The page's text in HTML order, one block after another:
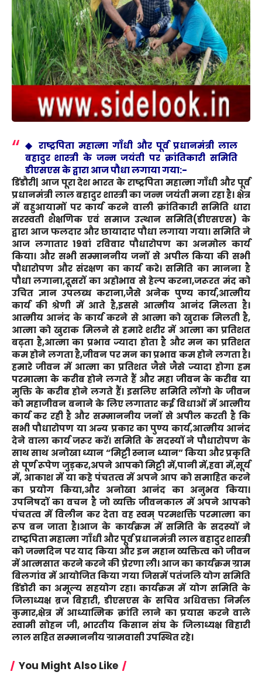
◆ राष्ट्रपिता महात्मा गाँधी और पूर्व प्रधानमंत्री लाल
बहादुर शास्त्री के जन्म जयंती पर क्रांतिकारी समिति
डीएसएस के द्वारा आज पौधा लगाया गया:-
डिंडौरी| आज पूरा देश भारत के राष्ट्रपिता महात्मा गाँधी और पूर्व
प्रधानमंत्री लाल बहादुर शास्त्री का जन्म जयंती मना रहा है। क्षेत्र
में बहुआयामों पर कार्य करने वाली क्रांतिकारी समिति धारा
सरस्वती शैक्षणिक एवं समाज उत्थान समिति(डीएसएस) के
द्वारा आज फलदार और छायादार पौधा लगाया गया। समिति ने
आज लगातार 19वां रविवार पौधारोपण का अनमोल कार्य
किया। और सभी सम्माननीय जनों से अपील किया की सभी
पौधारोपण और संरक्षण का कार्य करे। समिति का मानना है
पौधा लगाना,दूसरों का अहोभाव से हेल्प करना,जरूरत मंद को
उचित ज्ञान उपलब्ध कराना,जैसे अनेक पुण्य कार्य,आत्मीय
कार्य की श्रेणी में आते है,इससे आत्मीय आनंद मिलता है।
आत्मीय आनंद के कार्य करने से आत्मा को खुराक मिलती है,
आत्मा को खुराक मिलने से हमारे शरीर में आत्मा का प्रतिशत
बढ़ता है,आत्मा का प्रभाव ज्यादा होता है और मन का प्रतिशत
कम होने लगता है,जीवन पर मन का प्रभाव कम होने लगता है।
हमारे जीवन में आत्मा का प्रतिशत जैसे जैसे ज्यादा होगा हम
परमात्मा के करीब होने लगते हैं और महा जीवन के करीब या
मुक्ति के करीब होने लगते हैं। इसलिए समिति लोंगो के जीवन
को महाजीवन बनाने के लिए लगातार कई विधाओं में आत्मीय
कार्य कर रही है और सम्माननीय जनों से अपील करती है कि
सभी पौधारोपण या अन्य प्रकार का पुण्य कार्य,आत्मीय आनंद
देने वाला कार्य जरूर करें। समिति के सदस्यों ने पौधारोपण के
साथ साथ अनोखा ध्यान “मिट्टी स्नान ध्यान” किया और प्रकृति
से पूर्ण रूपेण जुड़कर,अपने आपको मिट्टी में,पानी में,हवा में,सूर्य
में, आकाश में या कहे पंचतत्व में अपने आप को समाहित करने
का प्रयोग किया,और अनोखा आनंद का अनुभव किया।
उपनिषदों का वचन है जो व्यक्ति जीवनकाल में अपने आपको
पंचतत्व में विलीन कर देता वह स्वम् परमशक्ति परमात्मा का
रूप बन जाता है।आज के कार्यक्रम में समिति के सदस्यों ने
राष्ट्रपिता महात्मा गाँधी और पूर्व प्रधानमंत्री लाल बहादुर शास्त्री
को जन्मदिन पर याद किया और इन महान व्यक्तित्व को जीवन
में आत्मसात करने करने की प्रेरणा ली। आज का कार्यक्रम ग्राम
बिलगांव में आयोजित किया गया जिसमें पतंजलि योग समिति
डिंडोरी का अमूल्य सहयोग रहा। कार्यक्रम में योग समिति के
जिलाध्यक्ष ब्रज बिहारी, डीएसएस के सचिव अधिवक्ता निर्मल
कुमार,क्षेत्र में आध्यात्मिक क्रांति लाने का प्रयास करने वाले
स्वामी सोहन जी, भारतीय किसान संघ के जिलाध्यक्ष बिहारी
लाल सहित सम्माननीय ग्रामवासी उपस्थित रहे।
You Might Also Like